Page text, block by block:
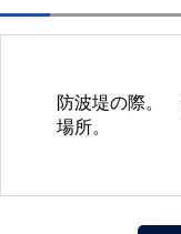
防波堤の際。
場所。